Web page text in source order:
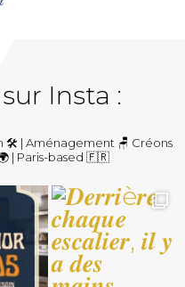
Insta :
🛠️ | Aménagement 🪑 Créons
| Paris-based 🇫🇷